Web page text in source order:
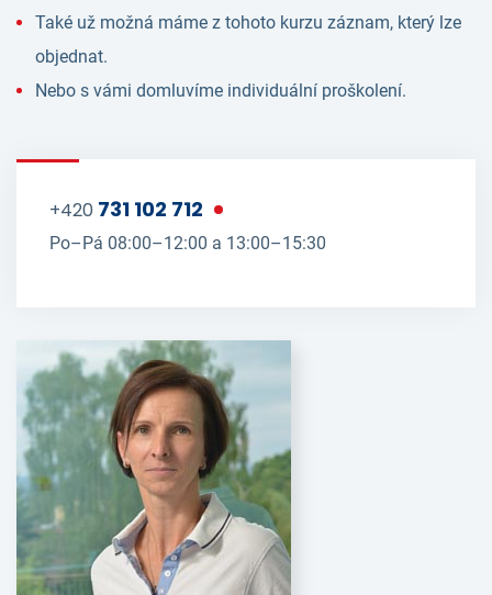
Také už možná máme z tohoto kurzu záznam, který lze
objednat.
Nebo s vámi domluvíme individuální proškolení.
+420 731 102 712
Po–Pá 08:00–12:00 a 13:00–15:30